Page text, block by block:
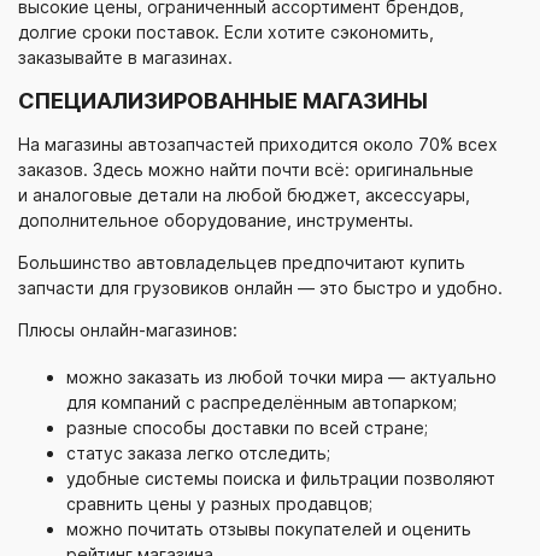
высокие цены, ограниченный ассортимент брендов,
долгие сроки поставок. Если хотите сэкономить,
заказывайте в магазинах.
СПЕЦИАЛИЗИРОВАННЫЕ МАГАЗИНЫ
На магазины автозапчастей приходится около 70% всех
заказов. Здесь можно найти почти всё: оригинальные
и аналоговые детали на любой бюджет, аксессуары,
дополнительное оборудование, инструменты.
Большинство автовладельцев предпочитают купить
запчасти для грузовиков онлайн — это быстро и удобно.
Плюсы онлайн-магазинов:
можно заказать из любой точки мира — актуально
для компаний с распределённым автопарком;
разные способы доставки по всей стране;
статус заказа легко отследить;
удобные системы поиска и фильтрации позволяют
сравнить цены у разных продавцов;
можно почитать отзывы покупателей и оценить